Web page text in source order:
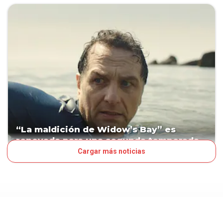
“La maldición de Widow’s Bay” es
renovada para una segunda temporada
Cargar más noticias